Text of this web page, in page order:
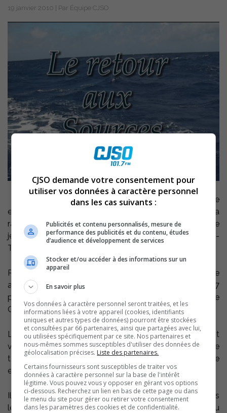
19 janvier 2010 | Par Équipe CJSO
»Le retour aux sources’’, cette traversée de l’Atlantique
en flottille, qui a eu lieu en juillet et août 2008 vous sera
raconté par l’ex-maire de Sorel-Tracy, Marcel Robert, ce
jeudi 21 janvier, à 19 h., à l’auditorium du Cégep de Sorel-
Tracy.
Rappelons que Marcel Robert a participé à cette
aventure avec Mario Blondin, propriétaire du voilier de 37
pieds, la Kandace Rose et de Michel Boivin de Voile
Québec.
La conférence est appuyée d’une vidéo qui vous fait
vivre cette traversée qui a débuté à Sorel-Tracy pour se
terminer à LaRochelle, en France, au terme d’un périple
en mer de plus de 30 jours.
Il en coûte 10 $ pour assister à cette conférence et tous
les profits seront versés à la future école de voile du
CJSO demande votre consentement pour
utiliser vos données à caractère personnel
dans les cas suivants :
Publicités et contenu personnalisés, mesure de
performance des publicités et du contenu, études
d’audience et développement de services
Stocker et/ou accéder à des informations sur un
appareil
En savoir plus
Vos données à caractère personnel seront traitées, et les
informations liées à votre appareil (cookies, identifiants
uniques et autres types de données) pourront être stockées
et consultées par 66 partenaires, ainsi que partagées avec lui,
ou utilisées spécifiquement par ce site. Nos partenaires et
nous-mêmes sommes susceptibles d'utiliser des données de
géolocalisation précises. Liste des partenaires.
Certains fournisseurs sont susceptibles de traiter vos
données à caractère personnel sur la base de l'intérêt
légitime. Vous pouvez vous y opposer en gérant vos options
ci-dessous. Recherchez un lien en bas de cette page ou dans
le menu du site pour gérer ou retirer votre consentement
dans les paramètres des cookies et de confidentialité.